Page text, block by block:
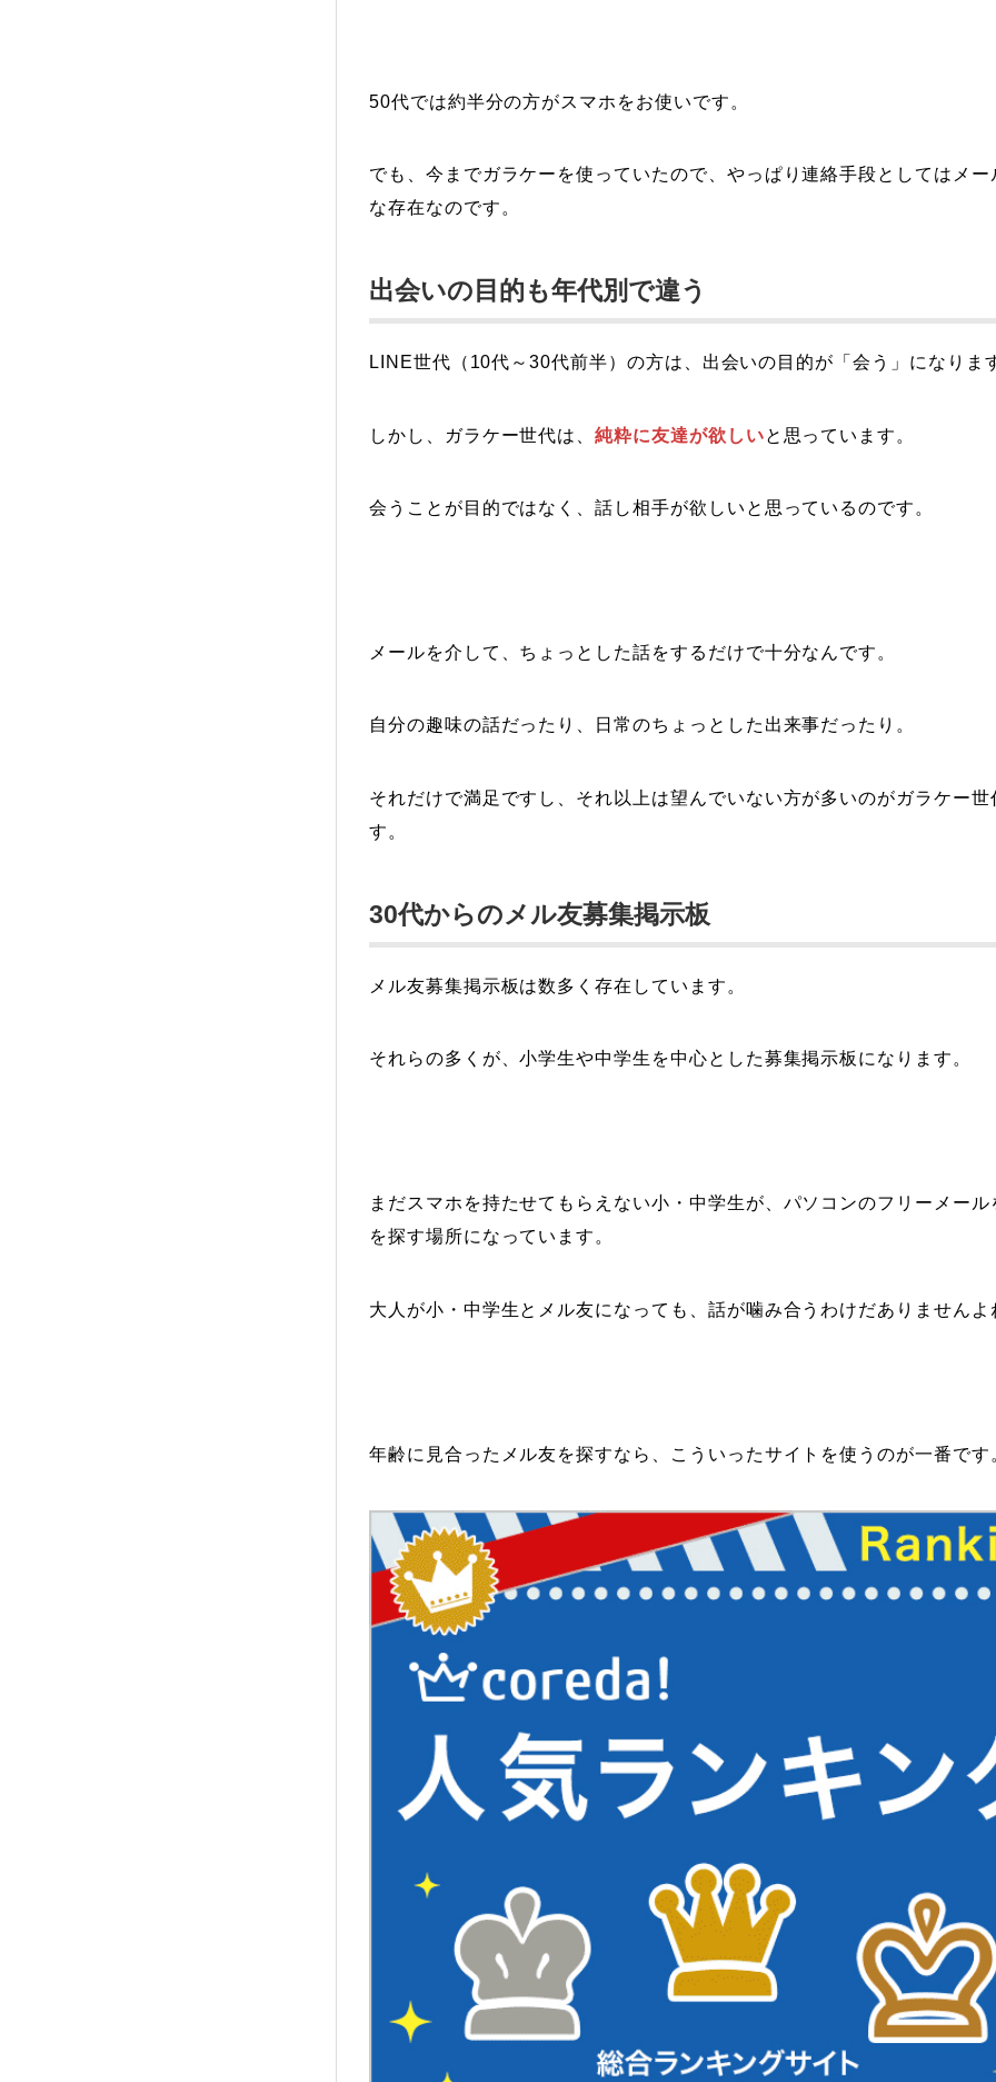
50代では約半分の方がスマホをお使いです。
でも、今までガラケーを使っていたので、やっぱり連絡手段としてはメー
な存在なのです。
出会いの目的も年代別で違う
LINE世代（10代～30代前半）の方は、出会いの目的が「会う」になりま
しかし、ガラケー世代は、純粋に友達が欲しいと思っています。
会うことが目的ではなく、話し相手が欲しいと思っているのです。
メールを介して、ちょっとした話をするだけで十分なんです。
自分の趣味の話だったり、日常のちょっとした出来事だったり。
それだけで満足ですし、それ以上は望んでいない方が多いのがガラケー世
す。
30代からのメル友募集掲示板
メル友募集掲示板は数多く存在しています。
それらの多くが、小学生や中学生を中心とした募集掲示板になります。
まだスマホを持たせてもらえない小・中学生が、パソコンのフリーメー
を探す場所になっています。
大人が小・中学生とメル友になっても、話が噛み合うわけだありませんよ
年齢に見合ったメル友を探すなら、こういったサイトを使うのが一番です